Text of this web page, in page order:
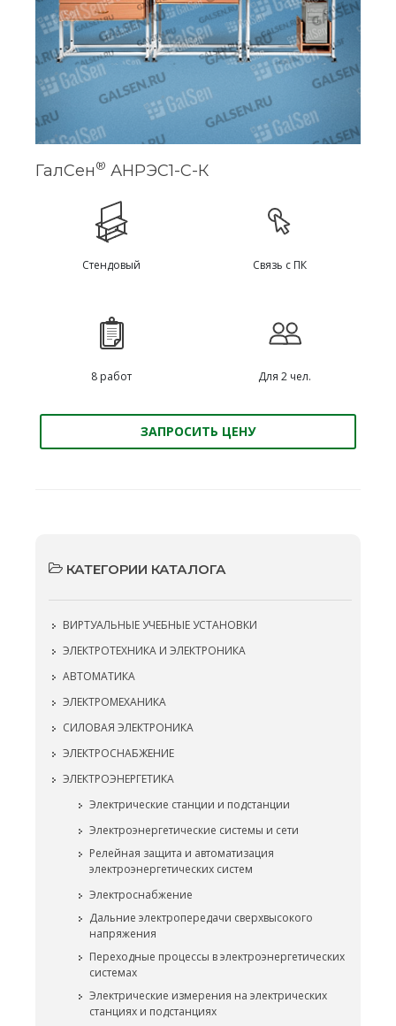
ГалСен® АНРЭС1-С-К
Стендовый Связь с ПК
8 работ Для 2 чел.
ЗАПРОСИТЬ ЦЕНУ
КАТЕГОРИИ КАТАЛОГА
ВИРТУАЛЬНЫЕ УЧЕБНЫЕ УСТАНОВКИ
ЭЛЕКТРОТЕХНИКА И ЭЛЕКТРОНИКА
АВТОМАТИКА
ЭЛЕКТРОМЕХАНИКА
СИЛОВАЯ ЭЛЕКТРОНИКА
ЭЛЕКТРОСНАБЖЕНИЕ
ЭЛЕКТРОЭНЕРГЕТИКА
Электрические станции и подстанции
Электроэнергетические системы и сети
Релейная защита и автоматизация
электроэнергетических систем
Электроснабжение
Дальние электропередачи сверхвысокого
напряжения
Переходные процессы в электроэнергетических
системах
Электрические измерения на электрических
станциях и подстанциях